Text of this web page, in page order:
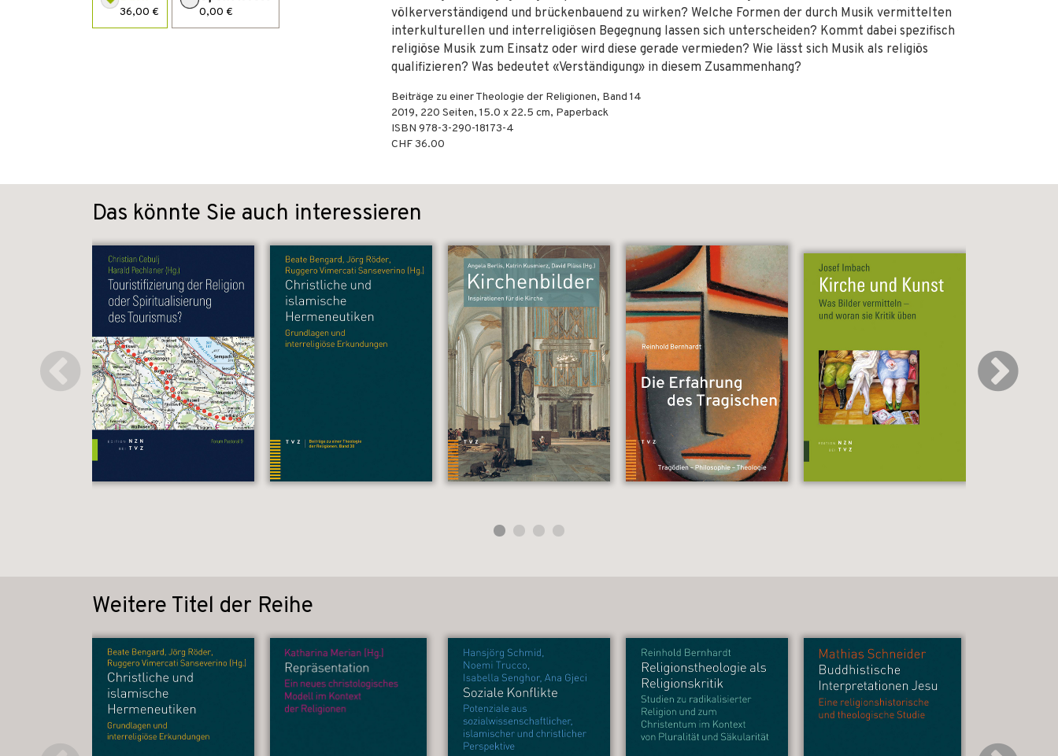
36,00 € 0,00 €
völkerverständigend und brückenbauend zu wirken? Welche Formen der durch Musik vermittelten
interkulturellen und interreligiösen Begegnung lassen sich unterscheiden? Kommt dabei spezifisch
religiöse Musik zum Einsatz oder wird diese gerade vermieden? Wie lässt sich Musik als religiös
qualifizieren? Was bedeutet «Verständigung» in diesem Zusammenhang?
Beiträge zu einer Theologie der Religionen, Band 14
2019, 220 Seiten, 15.0 x 22.5 cm, Paperback
ISBN 978-3-290-18173-4
CHF 36.00
Das könnte Sie auch interessieren
Weitere Titel der Reihe